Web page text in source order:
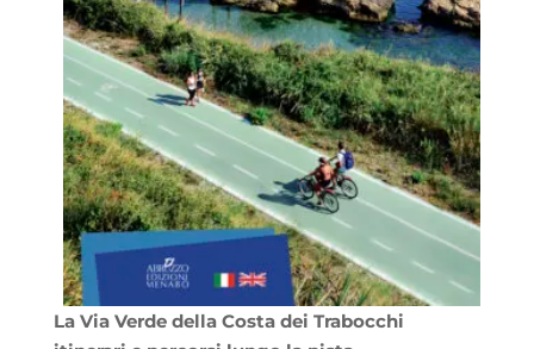
La Via Verde della Costa dei Trabocchi